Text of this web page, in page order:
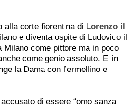
alla corte fiorentina di Lorenzo il
e diventa ospite di Ludovico il
Milano come pittore ma in poco
come genio assoluto. E’ in
la Dama con l’ermellino e
di essere “omo sanza